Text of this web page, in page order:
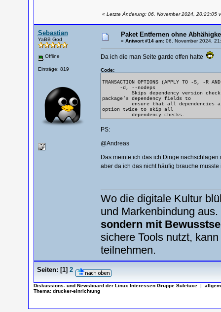
« Letzte Änderung: 06. November 2024, 20:23:05
Sebastian
YaBB God
Offline
Einträge: 819
Paket Entfernen ohne
« Antwort #14 am:06. November 2024,
Da ich die man Seite garde offen hatte
Code:
TRANSACTION OPTIONS (APPLY TO -S, -R
-d, --nodeps
Skips dependency version checks.
package’s dependency fields to
ensure that all dependencies are
option twice to skip all
dependency checks.
PS:
@Andreas
Das meinte ich das ich Dinge
aber da ich das nicht häufig brauche
Wo die digitale Kultur
und Markenbindung aus.
sondern mit
sichere Tools nutzt,
teilnehmen.
Seiten: [1] 2
Diskussions- und Newsboard der Linux Interessen Gruppe Suletuxe |
Thema: drucker-einrichtung